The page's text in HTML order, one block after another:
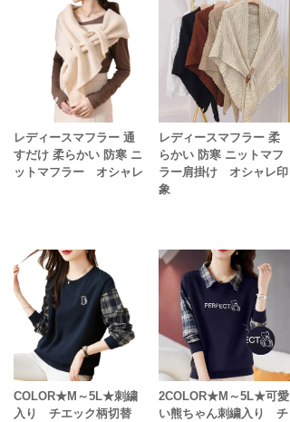
レディースマフラー 通
すだけ 柔らかい 防寒 ニ
ットマフラー オシャレ
レディースマフラー 柔
らかい 防寒 ニットマフ
ラー肩掛け オシャレ印
象
COLOR★M～5L★刺繍
入り チエック柄切替
2COLOR★M～5L★可愛
い熊ちゃん刺繍入り チ